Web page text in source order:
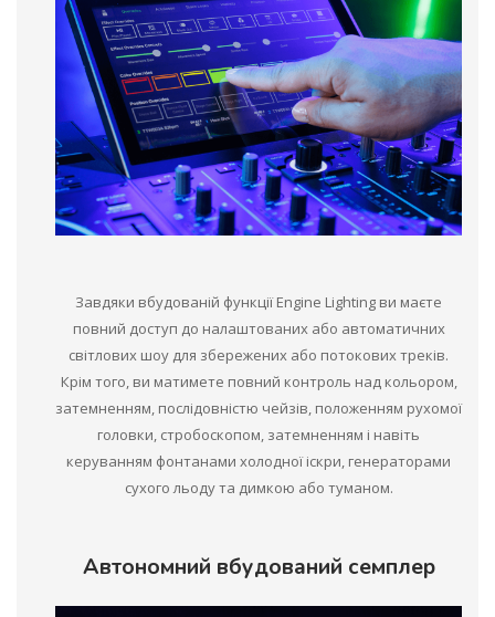
Завдяки вбудованій функції Engine Lighting ви маєте
повний доступ до налаштованих або автоматичних
світлових шоу для збережених або потокових треків.
Крім того, ви матимете повний контроль над кольором,
затемненням, послідовністю чейзів, положенням рухомої
головки, стробоскопом, затемненням і навіть
керуванням фонтанами холодної іскри, генераторами
сухого льоду та димкою або туманом.
Автономний вбудований семплер